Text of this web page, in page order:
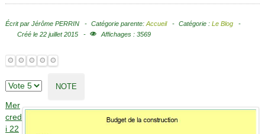
Écrit par Jérôme PERRIN Catégorie parente: Accueil Catégorie : Le Blog
Créé le 22 juillet 2015
Affichages : 3569
Mer
cred
i 22